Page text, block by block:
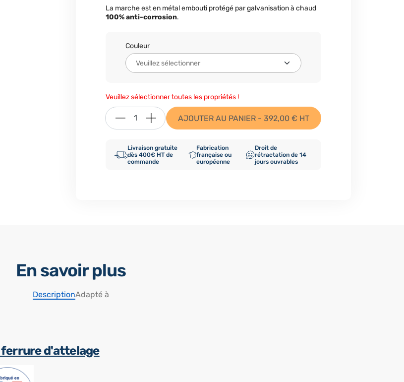
La marche est en métal embouti protégé par galvanisation à chaud
100% anti-corrosion.
Couleur
Veuillez sélectionner toutes les propriétés !
AJOUTER AU PANIER - 392,00 € HT
Livraison gratuite
dès 400€ HT de
commande
Fabrication
française ou
européenne
Droit de
rétractation de 14
jours ouvrables
En savoir plus
DescriptionAdapté à
ferrure d'attelage